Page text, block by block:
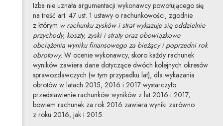
Izba nie uznała argumentacji wykonawcy powołującego się
na treść art. 47 ust. 1 ustawy o rachunkowości, zgodnie
z którym w rachunku zysków i strat wykazuje się oddzielnie
przychody, koszty, zyski i straty oraz obowiązkowe
obciążenia wyniku finansowego za bieżący i poprzedni rok
obrotowy. W ocenie wykonawcy, skoro każdy rachunek
wyników zawiera dane dotyczące dwóch kolejnych okresów
sprawozdawczych (w tym przypadku lat), dla wykazania
obrotów w latach 2015, 2016 i 2017 wystarczyło
przedstawienie rachunków wyników z lat 2016 i 2017,
bowiem rachunek za rok 2016 zawiera wyniki zarówno
z roku 2016, jak i 2015.